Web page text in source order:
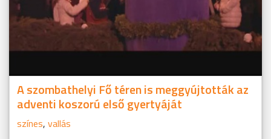
A szombathelyi Fő téren is meggyújtották az
adventi koszorú első gyertyáját
színes, vallás